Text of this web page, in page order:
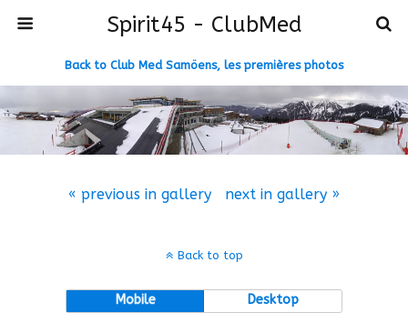
Spirit45 - ClubMed
Back to Club Med Samöens, les premières photos
« previous in gallery next in gallery »
Back to top
Mobile Desktop